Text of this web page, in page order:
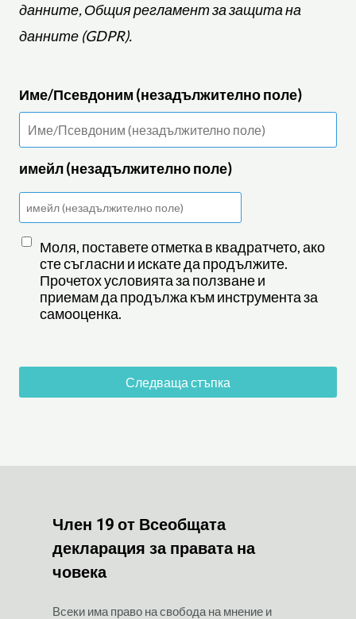
данните, Общия регламент за защита на
данните (GDPR).
Име/Псевдоним (незадължително поле)
имейл (незадължително поле)
Моля, поставете отметка в квадратчето, ако
сте съгласни и искате да продължите.
Прочетох условията за ползване и
приемам да продължа към инструмента за
самооценка.
Следваща стъпка
Член 19 от Всеобщата
декларация за правата на
човека
Всеки има право на свобода на мнение и